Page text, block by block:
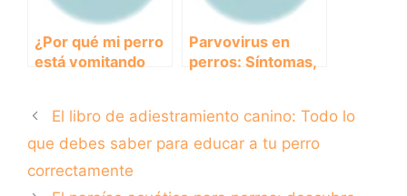
¿Por qué mi perro
está vomitando
Parvovirus en
perros: Síntomas,
El libro de adiestramiento canino: Todo lo
que debes saber para educar a tu perro
correctamente